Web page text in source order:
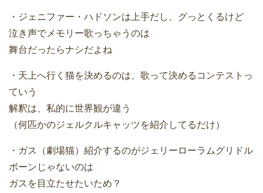
・ジェニファー・ハドソンは上手だし、グっとくるけど
泣き声でメモリー歌っちゃうのは
舞台だったらナシだよね
・天上へ行く猫を決めるのは、歌って決めるコンテストっ
ていう
解釈は、私的に世界観が違う
（何匹かのジェルクルキャッツを紹介してるだけ）
・ガス（劇場猫）紹介するのがジェリーローラムグリドル
ボーンじゃないのは
ガスを目立たせたいため？